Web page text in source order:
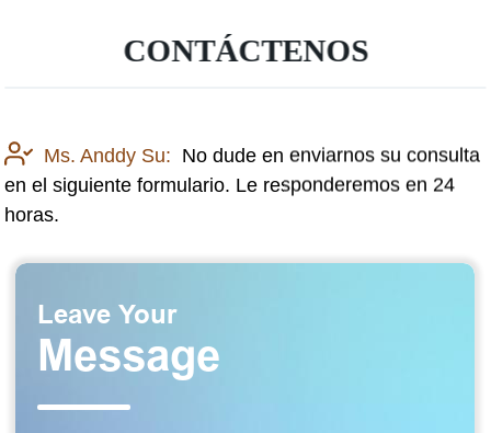
CONTÁCTENOS
Ms. Anddy Su: No dude en enviarnos su consulta
en el siguiente formulario. Le responderemos en 24
horas.